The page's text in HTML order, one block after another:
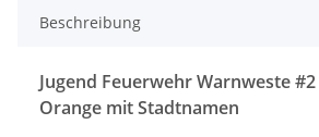
Beschreibung
Jugend Feuerwehr Warnweste
Orange mit Stadtnamen